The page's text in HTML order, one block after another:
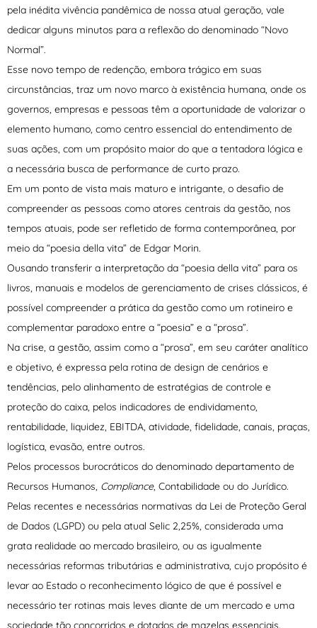
pela inédita vivência pandêmica de nossa atual geração, vale
dedicar alguns minutos para a reflexão do denominado “Novo
Normal”.
Esse novo tempo de redenção, embora trágico em suas
circunstâncias, traz um novo marco à existência humana, onde os
governos, empresas e pessoas têm a oportunidade de valorizar o
elemento humano, como centro essencial do entendimento de
suas ações, com um propósito maior do que a tentadora lógica e
a necessária busca de performance de curto prazo.
Em um ponto de vista mais maturo e intrigante, o desafio de
compreender as pessoas como atores centrais da gestão, nos
tempos atuais, pode ser refletido de forma contemporânea, por
meio da “poesia della vita” de Edgar Morin.
Ousando transferir a interpretação da “poesia della vita” para os
livros, manuais e modelos de gerenciamento de crises clássicos, é
possível compreender a prática da gestão como um rotineiro e
complementar paradoxo entre a “poesia” e a “prosa”.
Na crise, a gestão, assim como a “prosa”, em seu caráter analítico
e objetivo, é expressa pela rotina de design de cenários e
tendências, pelo alinhamento de estratégias de controle e
proteção do caixa, pelos indicadores de endividamento,
rentabilidade, liquidez, EBITDA, atividade, fidelidade, canais, praças,
logística, evasão, entre outros.
Pelos processos burocráticos do denominado departamento de
Recursos Humanos, Compliance, Contabilidade ou do Jurídico.
Pelas recentes e necessárias normativas da Lei de Proteção Geral
de Dados (LGPD) ou pela atual Selic 2,25%, considerada uma
grata realidade ao mercado brasileiro, ou as igualmente
necessárias reformas tributárias e administrativa, cujo propósito é
levar ao Estado o reconhecimento lógico de que é possível e
necessário ter rotinas mais leves diante de um mercado e uma
sociedade tão concorridos e dotados de mazelas essenciais.